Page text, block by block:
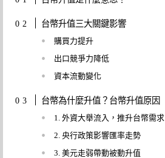
台幣升值三大關鍵影響
購買力提升
出口競爭力降低
資本流動變化
台幣為什麼升值？台幣升值原因
1. 外資大舉流入，推升台幣需求
2. 央行政策影響匯率走勢
3. 美元走弱帶動被動升值